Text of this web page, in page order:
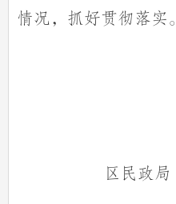
情况，抓好贯彻落实。
区民政局